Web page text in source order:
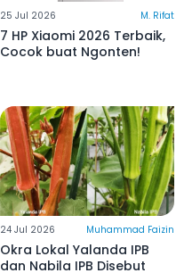
25 Jul 2026 M. Rifat
7 HP Xiaomi 2026 Terbaik,
Cocok buat Ngonten!
24 Jul 2026 Muhammad Faizin
Okra Lokal Yalanda IPB
dan Nabila IPB Disebut